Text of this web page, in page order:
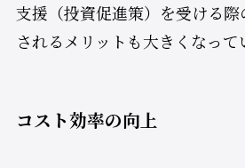
支援（投資促進策）を受ける
されるメリットも大きくなって
コスト効率の向上